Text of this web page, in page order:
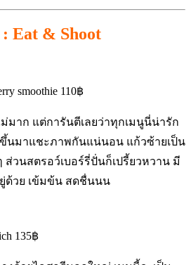
: Eat & Shoot
smoothie 110฿
มาก แต่การันตีเลยว่าทุกเมนูนี่น่ารัก
นมาแชะภาพกันแน่นอน แก้วซ้ายเป็น
วนสตรอว์เบอร์รี่ปั่นก็เปรี้ยวหวาน มี
ด้วย เข้มข้น สดชื่นนน
135฿